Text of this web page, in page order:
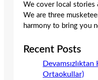
We cover local stories
We are three
harmony to bring you
Recent Posts
Ortaokullar)